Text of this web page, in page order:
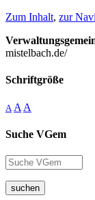
Zum Inhalt, zur
mistelbach.de/
Schriftgröße
A A A
Suche VGem
suchen